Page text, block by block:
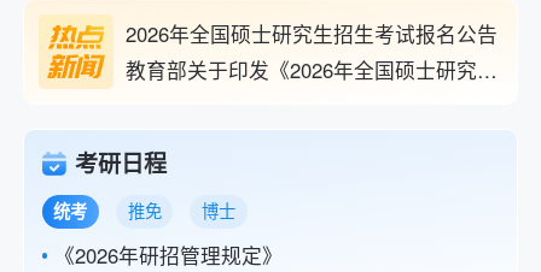
2026年全国硕士研究生招生考试报名公告
教育部关于印发《2026年全国硕士研究生招生工作管理规定》的通知
2026研考日程表
考研日程
统考 推免 博士
《2026年研招管理规定》